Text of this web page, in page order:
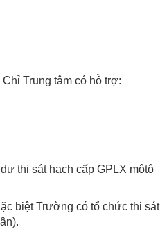
Trung tâm có hỗ trợ:
thi sát hạch cấp GPLX môtô
biệt Trường có tổ chức thi sát